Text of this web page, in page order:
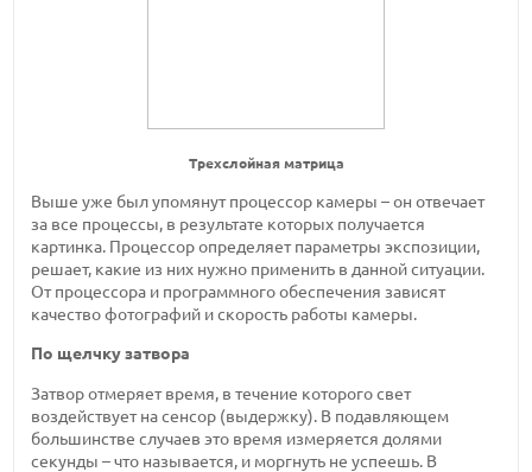
Трехслойная матрица
Выше уже был упомянут процессор камеры – он отвечает
за все процессы, в результате которых получается
картинка. Процессор определяет параметры экспозиции,
решает, какие из них нужно применить в данной ситуации.
От процессора и программного обеспечения зависят
качество фотографий и скорость работы камеры.
По щелчку затвора
Затвор отмеряет время, в течение которого свет
воздействует на сенсор (выдержку). В подавляющем
большинстве случаев это время измеряется долями
секунды – что называется, и моргнуть не успеешь. В